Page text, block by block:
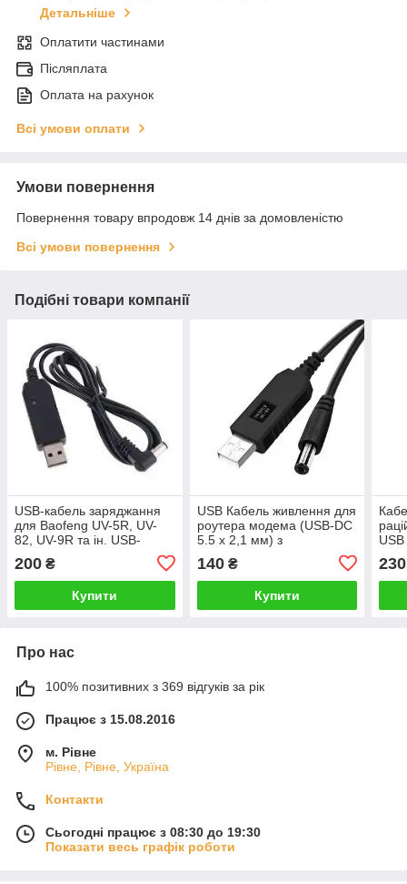
Детальніше
Оплатити частинами
Післяплата
Оплата на рахунок
Всі умови оплати
Умови повернення
Повернення товару впродовж 14 днів за домовленістю
Всі умови повернення
Подібні товари компанії
USB-кабель заряджання
для Baofeng UV-5R, UV-
82, UV-9R та ін. USB-
рацій
200 ₴
Купити
USB Кабель живлення для
роутера модема (USB-DC
5.5 х 2,1 мм) з
перетворювачем з 5V на
12V для під'єднання WiFi
до Power Bank
140₴
Купити
230
Про нас
100% позитивних з 369 відгуків за рік
Працює з 15.08.2016
м. Рівне
Рівне, Рівне, Україна
Контакти
Сьогодні працює з 08:30 до 19:30
Показати весь графік роботи